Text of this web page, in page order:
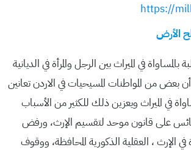
https://
الأرض
في الميراث بين الرجل والمرأة في الديانية
بعض من المواطنات المسيحيات في الاردن تعانين
في الميراث ويعزين ذلك للكثير من الأسباب
على قانون موحد لتقسيم الإرث، ورفض
في الإرث ، العقلية الذكورية المحافظة، ووقوف